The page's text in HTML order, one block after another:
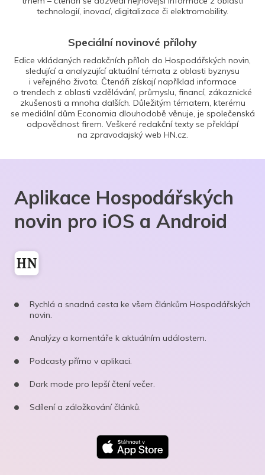
technologií, inovací, digitalizace či elektromobility.
Speciální novinové přílohy
Edice vkládaných redakčních příloh do Hospodářských novin,
sledující a analyzující aktuální témata z oblasti byznysu
i veřejného života. Čtenáři získají například informace
o trendech z oblasti vzdělávání, průmyslu, financí, zákaznické
zkušenosti a mnoha dalších. Důležitým tématem, kterému
se mediální dům Economia dlouhodobě věnuje, je společenská
odpovědnost firem. Veškeré redakční texty se překlápí
na zpravodajský web HN.cz.
Aplikace Hospodářských
novin pro iOS a Android
Rychlá a snadná cesta ke všem článkům Hospodářských
novin.
Analýzy a komentáře k aktuálním událostem.
Podcasty přímo v aplikaci.
Dark mode pro lepší čtení večer.
Sdílení a záložkování článků.